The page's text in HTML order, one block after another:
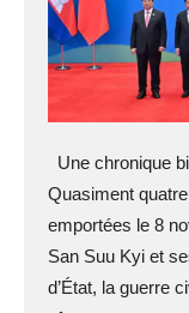
Une chronique
Quasiment
emportées le 8
San Suu Kyi et
d’État, la guerre